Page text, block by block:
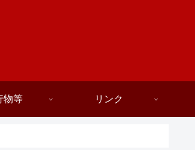
物等 リンク